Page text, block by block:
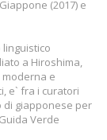
(2017) e
a Hiroshima,
e
e` fra i curatori
di giapponese per
Verde